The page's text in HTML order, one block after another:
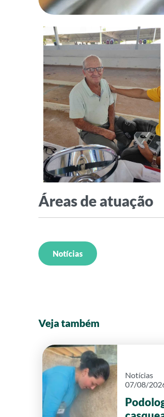
Áreas de atuação
Notícias
Veja também
Notícias
07/08/